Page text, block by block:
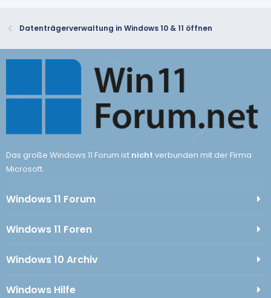
Datenträgerverwaltung in Windows 10 & 11 öffnen
Das große Windows 11 Forum ist nicht verbunden mit der Firma
Microsoft.
Windows 11 Forum
Windows 11 Foren
Windows 10 Archiv
Windows Hilfe